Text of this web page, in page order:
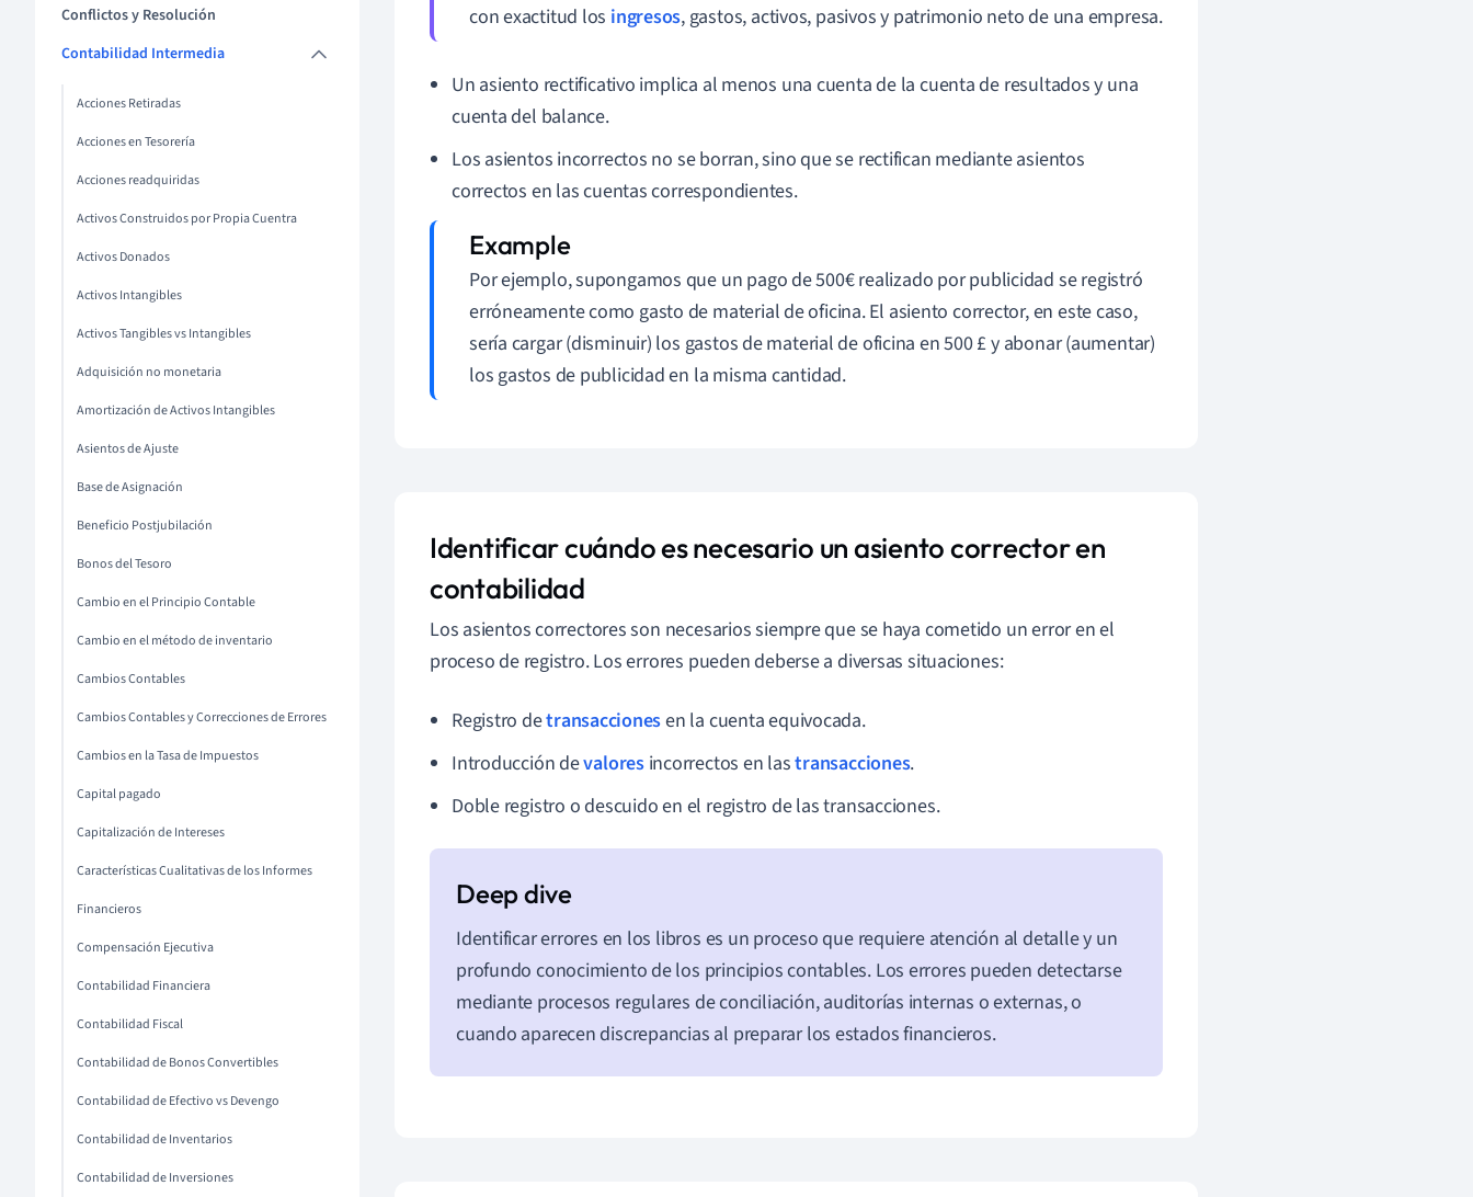
Conflictos y Resolución
Contabilidad Intermedia
Acciones Retiradas
Acciones en Tesorería
Acciones readquiridas
Activos Construidos por Propia Cuentra
Activos Donados
Activos Intangibles
Activos Tangibles vs Intangibles
Adquisición no monetaria
Amortización de Activos Intangibles
Asientos de Ajuste
Base de Asignación
Beneficio Postjubilación
Bonos del Tesoro
Cambio en el Principio Contable
Cambio en el método de inventario
Cambios Contables
Cambios Contables y Correcciones de Errores
Cambios en la Tasa de Impuestos
Capital pagado
Capitalización de Intereses
Características Cualitativas de los Informes
Financieros
Compensación Ejecutiva
Contabilidad Financiera
Contabilidad Fiscal
Contabilidad de Bonos Convertibles
Contabilidad de Efectivo vs Devengo
Contabilidad de Inventarios
Contabilidad de Inversiones
con exactitud los ingresos, gastos, activos, pasivos y patrimonio neto de una empresa.
Un asiento rectificativo implica al menos una cuenta de la cuenta de resultados y una
cuenta del balance.
Los asientos incorrectos no se borran, sino que se rectifican mediante asientos
correctos en las cuentas correspondientes.
Por ejemplo, supongamos que un pago de 500€ realizado por publicidad se registró
erróneamente como gasto de material de oficina. El asiento corrector, en este caso,
sería cargar (disminuir) los gastos de material de oficina en 500 £ y abonar (aumentar)
los gastos de publicidad en la misma cantidad.
Identificar cuándo es necesario un asiento corrector en
contabilidad
Los asientos correctores son necesarios siempre que se haya cometido un error en el
proceso de registro. Los errores pueden deberse a diversas situaciones:
Registro detransaccionesen la cuenta equivocada.
Introducción devaloresincorrectos en lastransacciones.
Doble registro o descuido en el registro de las transacciones.
Identificar errores en los libros es un proceso que requiere atención al detalle y un
profundo conocimiento de los principios contables. Los errores pueden detectarse
mediante procesos regulares de conciliación, auditorías internas o externas, o
cuando aparecen discrepancias al preparar los estados financieros.